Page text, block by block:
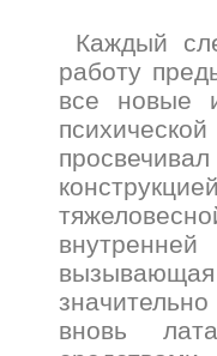
Каждый
работу
все новые
вновь